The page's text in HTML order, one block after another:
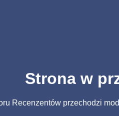
Strona w
Recenzentów przechodzi